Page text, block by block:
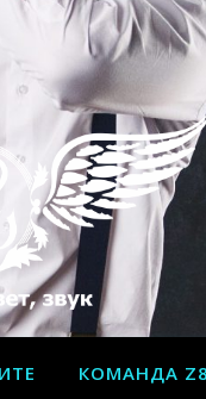
КОМАНДА Z8